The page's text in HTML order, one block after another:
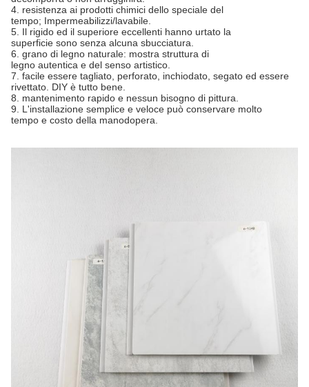
4. resistenza ai prodotti chimici dello speciale del
tempo; Impermeabilizzi/lavabile.
5. Il rigido ed il superiore eccellenti hanno urtato la
superficie sono senza alcuna sbucciatura.
6. grano di legno naturale: mostra struttura di
legno autentica e del senso artistico.
7. facile essere tagliato, perforato, inchiodato, segato ed essere
rivettato. DIY è tutto bene.
8. mantenimento rapido e nessun bisogno di pittura.
9. L'installazione semplice e veloce può conservare molto
tempo e costo della manodopera.